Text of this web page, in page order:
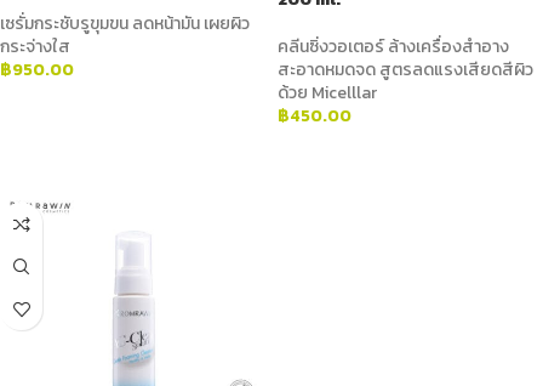
เซรั่มกระชับรูขุมขน ลดหน้ามัน เผยผิว
กระจ่างใส
฿950.00
คลีนซิ่งวอเตอร์ ล้างเครื่องสำอาง
สะอาดหมดจด สูตรลดแรงเสียดสีผิว
ด้วย Micelllar
฿450.00